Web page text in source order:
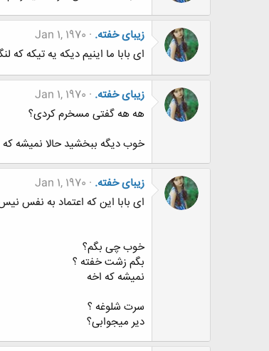
زیبای خفته. Jan 1, 1970
ای بابا ما اینیم دیکه یه تیکه که
زیبای خفته. Jan 1, 1970
هه هه گفتی مسخرم کردی؟
خوب دیگه ببخشید حالا نمیشه که
زیبای خفته. Jan 1, 1970
ای بابا این که اعتماد به نفس
خوب چی بگم؟
بگم زشت خفته ؟
نمیشه که اخه
سرت شلوغه ؟
دیر میجوابی؟